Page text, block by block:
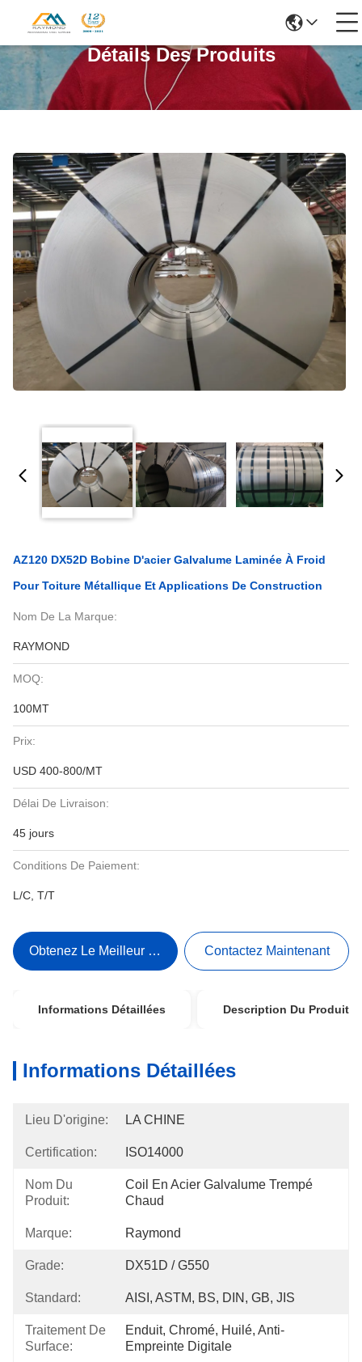
Détails Des Produits
AZ120 DX52D Bobine D'acier Galvalume Laminée À Froid
Pour Toiture Métallique Et Applications De Construction
Nom De La Marque:
RAYMOND
MOQ:
100MT
Prix:
USD 400-800/MT
Délai De Livraison:
45 jours
Conditions De Paiement:
L/C, T/T
Obtenez Le Meilleur Prix Contactez Maintenant
Informations Détaillées Description Du Produit
Informations Détaillées
Lieu D'origine: LA CHINE
Certification: ISO14000
Nom Du
Produit:
Coil En Acier Galvalume Trempé
Chaud
Marque: Raymond
Grade: DX51D / G550
Standard: AISI, ASTM, BS, DIN, GB, JIS
Traitement De
Surface:
Enduit, Chromé, Huilé, Anti-
Empreinte Digitale